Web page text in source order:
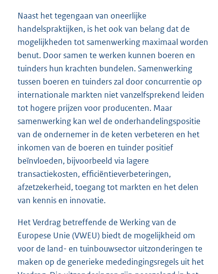
Naast het tegengaan van oneerlijke
handelspraktijken, is het ook van belang dat de
mogelijkheden tot samenwerking maximaal worden
benut. Door samen te werken kunnen boeren en
tuinders hun krachten bundelen. Samenwerking
tussen boeren en tuinders zal door concurrentie op
internationale markten niet vanzelfsprekend leiden
tot hogere prijzen voor producenten. Maar
samenwerking kan wel de onderhandelingspositie
van de ondernemer in de keten verbeteren en het
inkomen van de boeren en tuinder positief
beïnvloeden, bijvoorbeeld via lagere
transactiekosten, efficiëntieverbeteringen,
afzetzekerheid, toegang tot markten en het delen
van kennis en innovatie.
Het Verdrag betreffende de Werking van de
Europese Unie (VWEU) biedt de mogelijkheid om
voor de land- en tuinbouwsector uitzonderingen te
maken op de generieke mededingingsregels uit het